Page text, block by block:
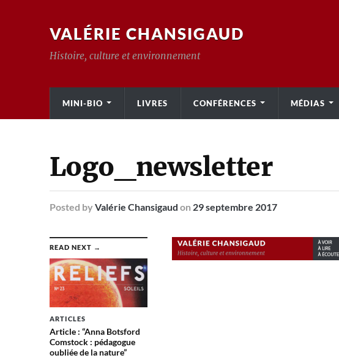
VALÉRIE CHANSIGAUD
Histoire, culture et environnement
MINI-BIO LIVRES CONFÉRENCES MÉDIAS
Logo_newsletter
Posted by Valérie Chansigaud on 29 septembre 2017
READ NEXT →
ARTICLES
Article : “Anna Botsford
Comstock : pédagogue
oubliée de la nature”